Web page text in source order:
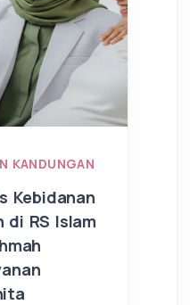
KANDUNGAN
Kebidanan
di RS Islam